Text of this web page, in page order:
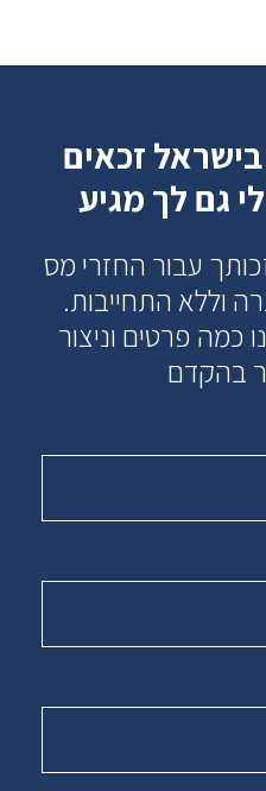
בישראל זכאים
גם לך מגיע
עבור החזרי מס
וללא התחייבות.
כמה פרטים וניצור
בהקדם